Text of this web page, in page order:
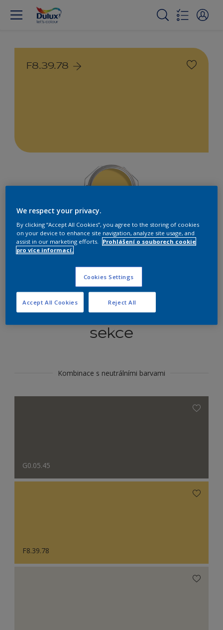
F8.39.78
Najít výrobek v tomto odstínu
Koordinovat barevné
sekce
Kombinace s neutrálními barvami
G0.05.45
F8.39.78
We respect your privacy.
By clicking “Accept All Cookies”, you agree to the storing of cookies
on your device to enhance site navigation, analyze site usage, and
assist in our marketing efforts.
Prohlášení o souborech cookie
pro více informací.
Cookies Settings
Reject All
Accept All Cookies